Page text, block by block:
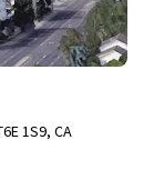
1S9, CA